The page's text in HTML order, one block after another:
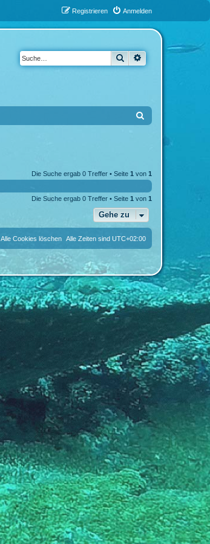
Anmelden
Registrieren
Suche
e
Die Suche ergab 0 Treffer • Seite 1 von 1
Die Suche ergab 0 Treffer • Seite 1 von 1
Gehe zu
Alle Zeiten sind UTC+02:00
Alle Cookies löschen